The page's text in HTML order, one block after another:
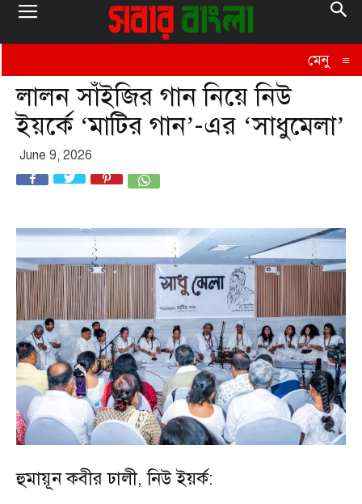
মেনু ≡
লালন সাঁইজির গান নিয়ে নিউ
ইয়র্কে ‘মাটির গান’-এর ‘সাধুমেলা’
June 9, 2026
হুমায়ূন কবীর ঢালী, নিউ ইয়র্ক: